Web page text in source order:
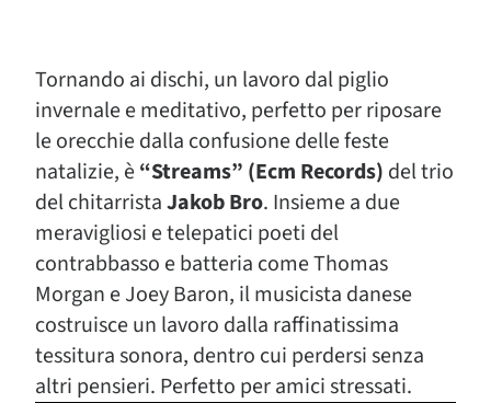
Tornando ai dischi, un lavoro dal piglio
invernale e meditativo, perfetto per riposare
le orecchie dalla confusione delle feste
natalizie, è“Streams” (Ecm Records) del trio
del chitarristaJakob Bro. Insieme a due
meravigliosi e telepatici poeti del
contrabbasso e batteria come Thomas
Morgan e Joey Baron, il musicista danese
costruisce un lavoro dalla raffinatissima
tessitura sonora, dentro cui perdersi senza
altri pensieri. Perfetto per amici stressati.